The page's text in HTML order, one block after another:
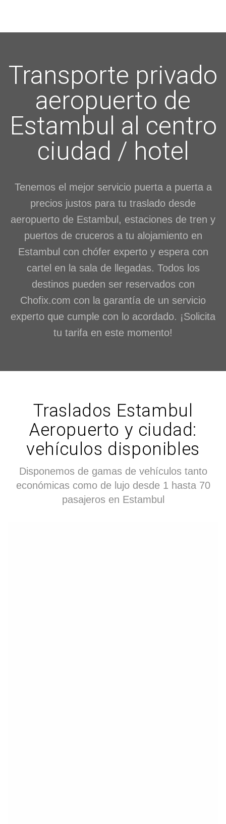
Transporte privado
aeropuerto de
Estambul al centro
ciudad / hotel
Tenemos el mejor servicio puerta a puerta a
precios justos para tu traslado desde
aeropuerto de Estambul, estaciones de tren y
puertos de cruceros a tu alojamiento en
Estambul con chófer experto y espera con
cartel en la sala de llegadas. Todos los
destinos pueden ser reservados con
Chofix.com con la garantía de un servicio
experto que cumple con lo acordado. ¡Solicita
tu tarifa en este momento!
Traslados Estambul
Aeropuerto y ciudad:
vehículos disponibles
Disponemos de gamas de vehículos tanto
económicas como de lujo desde 1 hasta 70
pasajeros en Estambul